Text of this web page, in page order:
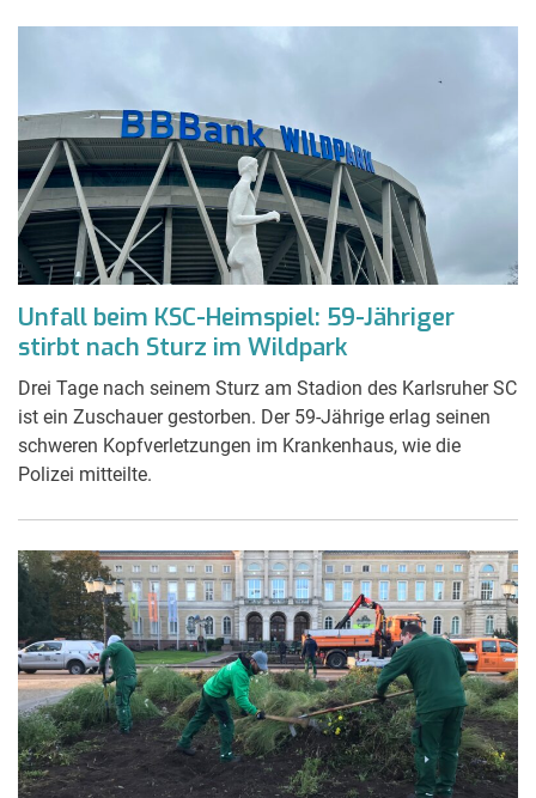
Unfall beim KSC-Heimspiel: 59-Jähriger
stirbt nach Sturz im Wildpark
Drei Tage nach seinem Sturz am Stadion des Karlsruher SC
ist ein Zuschauer gestorben. Der 59-Jährige erlag seinen
schweren Kopfverletzungen im Krankenhaus, wie die
Polizei mitteilte.